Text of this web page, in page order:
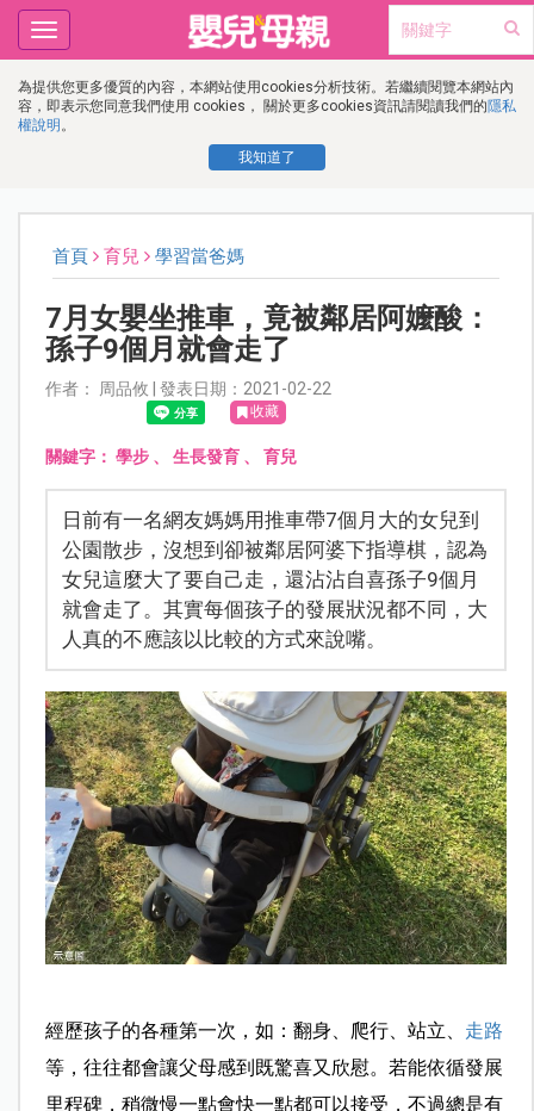
為提供您更多優質的內容，本網站使用cookies分析技術。若繼續閱覽本網站內
容，即表示您同意我們使用 cookies， 關於更多cookies資訊請閱讀我們的隱私
權說明 。
我知道了
Toggle
navigation
首頁 育兒 學習當爸媽
7月女嬰坐推車，竟被鄰居阿嬤酸：
孫子9個月就會走了
作者： 周品攸 | 發表日期：2021-02-22
收藏
關鍵字： 學步、 生長發育、 育兒
日前有一名網友媽媽用推車帶7個月大的女兒到
公園散步，沒想到卻被鄰居阿婆下指導棋，認為
女兒這麼大了要自己走，還沾沾自喜孫子9個月
就會走了。其實每個孩子的發展狀況都不同，大
人真的不應該以比較的方式來說嘴。
經歷孩子的各種第一次，如：翻身、爬行、站立、 走路
等，往往都會讓父母感到既驚喜又欣慰。若能依循發展
里程碑，稍微慢一點會快一點都可以接受，不過總是有